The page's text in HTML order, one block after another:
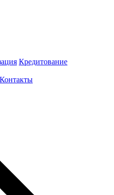
Кредитование
Контакты